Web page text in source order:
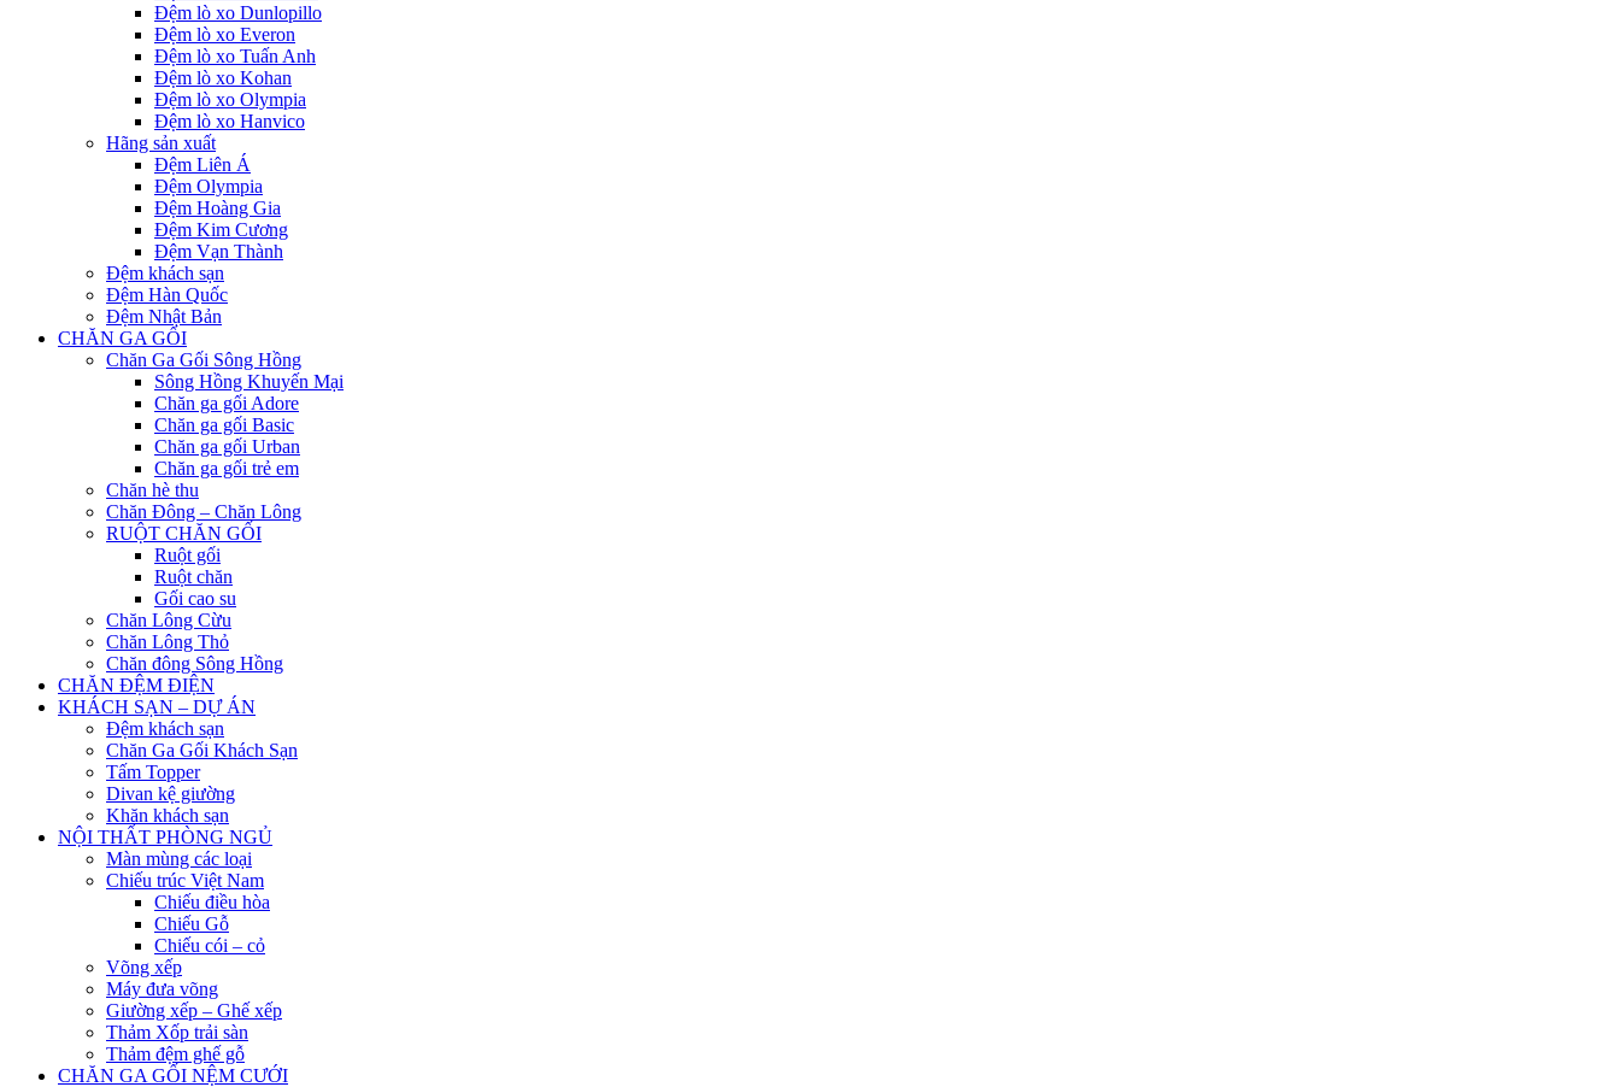
Đệm lò xo Dunlopillo
Đệm lò xo Everon
Đệm lò xo Tuấn Anh
Đệm lò xo Kohan
Đệm lò xo Olympia
Đệm lò xo Hanvico
Hãng sản xuất
Đệm Liên Á
Đệm Olympia
Đệm Hoàng Gia
Đệm Kim Cương
Đệm Vạn Thành
Đệm khách sạn
Đệm Hàn Quốc
Đệm Nhật Bản
CHĂN GA GỐI
Chăn Ga Gối Sông Hồng
Sông Hồng Khuyến Mại
Chăn ga gối Adore
Chăn ga gối Basic
Chăn ga gối Urban
Chăn ga gối trẻ em
Chăn hè thu
Chăn Đông – Chăn Lông
RUỘT CHĂN GỐI
Ruột gối
Ruột chăn
Gối cao su
Chăn Lông Cừu
Chăn Lông Thỏ
Chăn đông Sông Hồng
CHĂN ĐỆM ĐIỆN
KHÁCH SẠN – DỰ ÁN
Đệm khách sạn
Chăn Ga Gối Khách Sạn
Tấm Topper
Divan kệ giường
Khăn khách sạn
NỘI THẤT PHÒNG NGỦ
Màn mùng các loại
Chiếu trúc Việt Nam
Chiếu điều hòa
Chiếu Gỗ
Chiếu cói – cỏ
Võng xếp
Máy đưa võng
Giường xếp – Ghế xếp
Thảm Xốp trải sàn
Thảm đệm ghế gỗ
CHĂN GA GỐI NỆM CƯỚI